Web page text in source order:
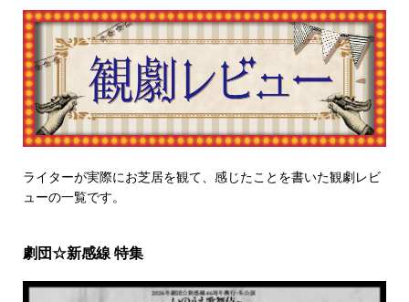
ライターが実際にお芝居を観て、感じたことを書いた観劇レビ
ューの一覧です。
劇団☆新感線 特集